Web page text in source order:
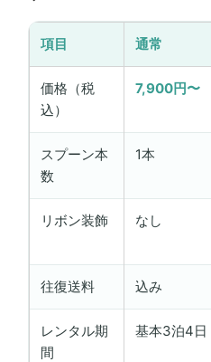
項目 通常
価格（税
込）
7,900円〜
スプーン本
数
1本
リボン装飾 なし
往復送料 込み
レンタル期
間
基本3泊4日